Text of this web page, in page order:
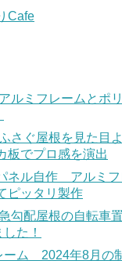
Cafe
ルミフレームとポ
さぐ屋根を見た目
板でプロ感を演出
ネル自作 アルミフ
ピッタリ製作
勾配屋根の自転車
た！
ーム 2024年8月の